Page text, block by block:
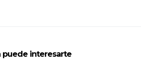
puede interesarte